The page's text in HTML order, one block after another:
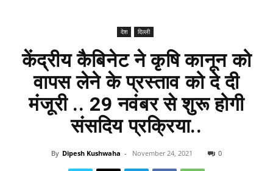
देश दिल्ली
केंद्रीय कैबिनेट ने कृषि कानून को
वापस लेने के प्रस्ताव को दे दी
मंजूरी .. 29 नवंबर से शुरू होगी
संसदिय प्रक्रिया..
By Dipesh Kushwaha - November 24, 2021 0